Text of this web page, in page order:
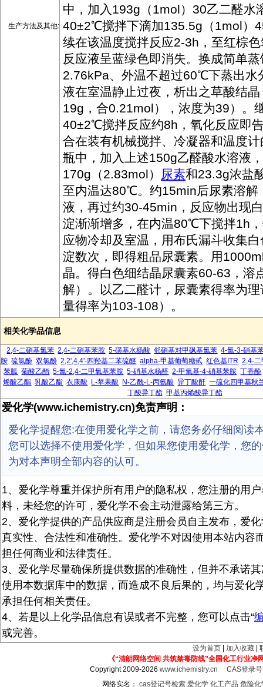
生产方法及其他:
中，加入193g（1mol）30乙二醛水
40±2℃搅拌下滴加135.5g（1mol）
续在该温度搅拌反应2-3h，至红棕
反应液呈蓝绿色即消失。换成简单
2.76kPa、外温不超过60℃下蒸出水
液在室温静止过夜，析出之草酸结
19g，合0.21mol），浓度为39）。
40±2℃搅拌反应约8h，氧化反应即
合在装有机械搅拌、冷凝器和温度
瓶中，加入上述150g乙醛酸水溶液
170g（2.83mol）
尿素和23.3g浓盐
至内温达80℃。约15min后尿素溶解
液，再过约30-45min，反应物出现
淀渐渐增多，在内温80℃下搅拌1h
应物冷却及室温，用布氏漏斗收集
淀数次，即得粗品尿囊素。用
晶。得白色细结晶尿囊素60-63，溶
解）。以乙二醛计，尿囊素得率为
量得率为103-108）。
相关化学品信息
2,4-二硝基氯苯 2,4-二硝基苯胺 5-磺基水杨酸 邻硝基对甲砜基氯苯 4-氯-3-硝基
胺 硫氯酚 双氯酚 2,2',4,4'-四羟基二苯硫醚 alpha-甲基葡萄糖甙 红色基ITR 2,4-二
苯胍 菊酸乙酯 5-氯-2,4-二甲氧基苯胺 5-硝基水杨醛 2-甲氧基-4-硝基苯胺 丁香酚
烯酸乙酯 乳酸乙酯 衣康酸 L-苹果酸 N-乙酰-L-丙氨酸 异丁酸酐 一硫化四甲基秋
丁酸异丁酯 甲基丙烯酸异丁酯
爱化学(www.ichemistry.cn)免责声明：
爱化学提醒您:在使用爱化学之前，请您务必仔细阅读
您可以选择不使用爱化学，但如果您使用爱化学，您
为对本声明全部内容的认可。
1、爱化学尊重并保护所有用户的隐私权，您注册的用
料，未经您的许可，爱化学不会主动泄露给第三方。
2、爱化学提供的产品供应商是注册会员自主发布，爱
真实性、合法性和准确性。爱化学不对因使用本站内容
担任何商业和法律责任。
3、爱化学尽量确保所提供数据的准确性，但并不承诺
使用本数据库中的数据，而造成不良后果的，均与爱化
承担任何相关责任。
4、若是以上化学品信息有误或者不完整，您可以点击“
或完善。
设为首页 加入收藏
《“清朗网络空间 共筑禁毒防线”全国化工行业净
Copyright 2009-2026www.ichemistry.cn
CAS登录
网络实名： cas登记号检索 爱化学 化工产品 危险化